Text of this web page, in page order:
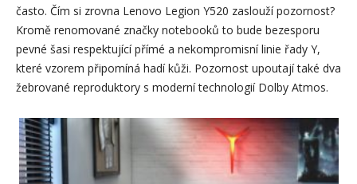
často. Čím si zrovna Lenovo Legion Y520 zaslouží pozornost?
Kromě renomované značky notebooků to bude bezesporu
pevné šasi respektující přímé a nekompromisní linie řady Y,
které vzorem připomíná hadí kůži. Pozornost upoutají také dva
žebrované reproduktory s moderní technologií Dolby Atmos.